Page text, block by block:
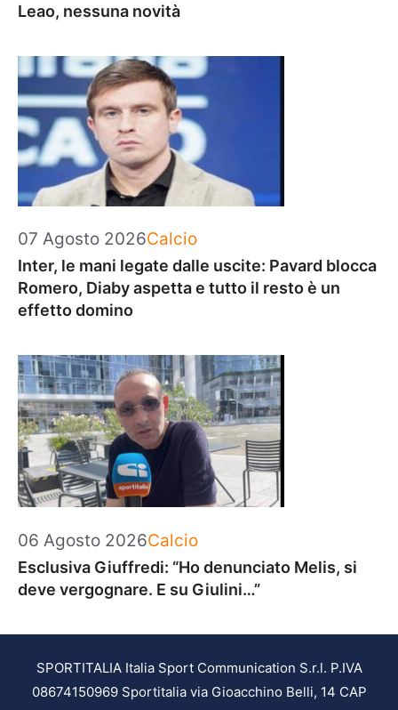
Leao, nessuna novità
07 Agosto 2026Categorie
Calcio
Inter, le mani legate dalle uscite: Pavard blocca
Romero, Diaby aspetta e tutto il resto è un
effetto domino
06 Agosto 2026Categorie
Calcio
Esclusiva Giuffredi: “Ho denunciato Melis, si
deve vergognare. E su Giulini…”
SPORTITALIA Italia Sport Communication S.r.l. P.IVA
08674150969 Sportitalia via Gioacchino Belli, 14 CAP